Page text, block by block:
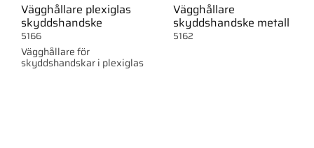
Vägghållare plexiglas
skyddshandske
Vägghållare för
skyddshandskar i plexiglas
5166
Vägghållare
skyddshandske metall
5162